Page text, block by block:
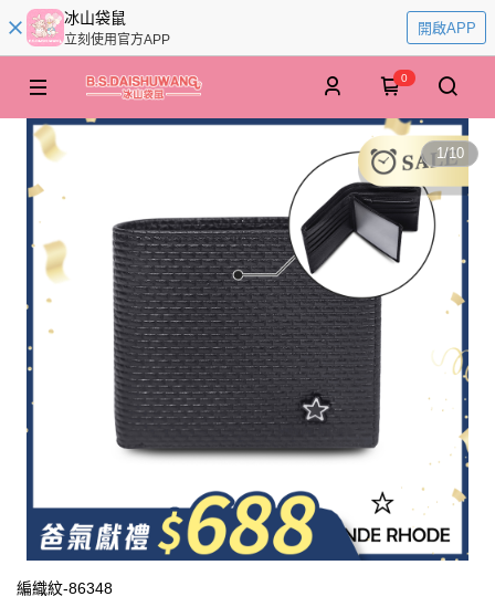
冰山袋鼠
立刻使用官方APP
開啟APP
0
1/10
編織紋-86348